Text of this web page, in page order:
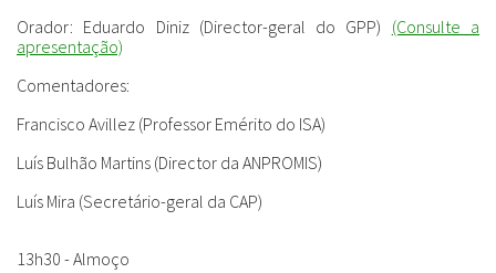
Orador: Eduardo Diniz (Director-geral do GPP) (Consulte a
apresentação)
Comentadores:
Francisco Avillez (Professor Emérito do ISA)
Luís Bulhão Martins (Director da ANPROMIS)
Luís Mira (Secretário-geral da CAP)
13h30 - Almoço